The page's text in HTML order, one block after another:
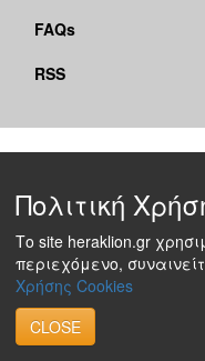
FAQs
RSS
Πολιτική
Το site heraklion.gr
περιεχόμενο,
Χρήσης Cookies
CLOSE